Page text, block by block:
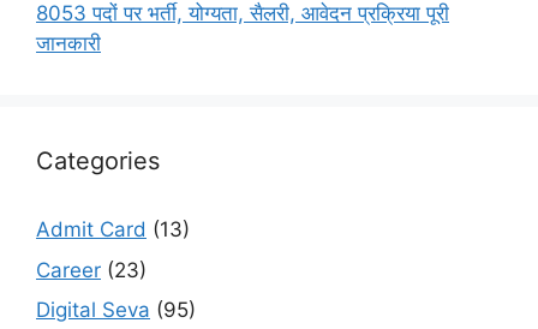
8053 पदों पर भर्ती, योग्यता, सैलरी, आवेदन प्रक्रिया पूरी
जानकारी
Categories
Admit Card (13)
Career (23)
Digital Seva (95)